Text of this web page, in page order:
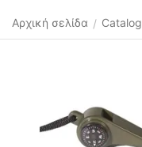
Αρχική σελίδα / Catalog